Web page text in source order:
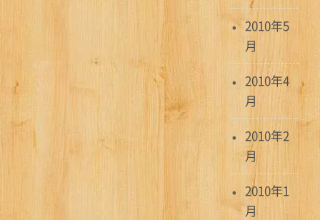
2010年5
月
2010年4
月
2010年2
月
2010年1
月